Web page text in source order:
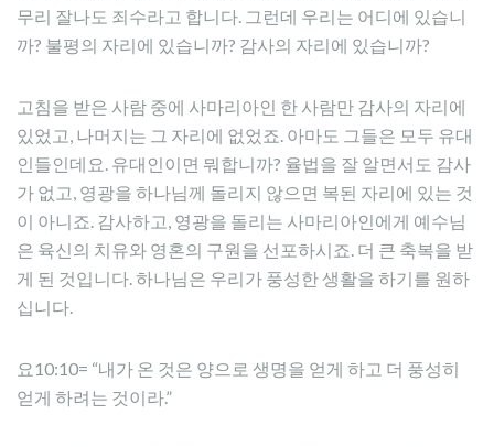
무리 잘나도 죄수라고 합니다. 그런데 우리는 어디에 있습니
까? 불평의 자리에 있습니까? 감사의 자리에 있습니까?
고침을 받은 사람 중에 사마리아인 한 사람만 감사의 자리에
있었고, 나머지는 그 자리에 없었죠. 아마도 그들은 모두 유대
인들인데요. 유대인이면 뭐합니까? 율법을 잘 알면서도 감사
가 없고, 영광을 하나님께 돌리지 않으면 복된 자리에 있는 것
이 아니죠. 감사하고, 영광을 돌리는 사마리아인에게 예수님
은 육신의 치유와 영혼의 구원을 선포하시죠. 더 큰 축복을 받
게 된 것입니다. 하나님은 우리가 풍성한 생활을 하기를 원하
십니다.
요10:10= “내가 온 것은 양으로 생명을 얻게 하고 더 풍성히
얻게 하려는 것이라.”